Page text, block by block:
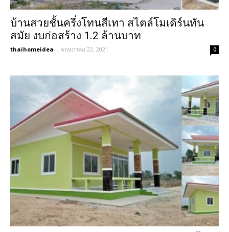
บ้านสวยชั้นครึ่งโทนสีเทา สไตล์โมเดิร์นทัน
สมัย งบก่อสร้าง 1.2 ล้านบาท
thaihomeidea - พฤษภาคม 22, 2021 0